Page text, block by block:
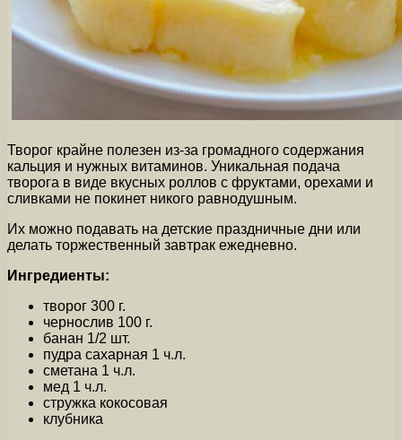
Творог крайне полезен из-за громадного содержания
кальция и нужных витаминов. Уникальная подача
творога в виде вкусных роллов с фруктами, орехами и
сливками не покинет никого равнодушным.
Их можно подавать на детские праздничные дни или
делать торжественный завтрак ежедневно.
Ингредиенты:
творог 300 г.
чернослив 100 г.
банан 1/2 шт.
пудра сахарная 1 ч.л.
сметана 1 ч.л.
мед 1 ч.л.
стружка кокосовая
клубника